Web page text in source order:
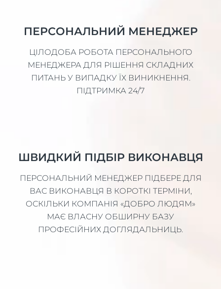
ПЕРСОНАЛЬНИЙ МЕНЕДЖЕР
ЦІЛОДОБА РОБОТА ПЕРСОНАЛЬНОГО
МЕНЕДЖЕРА ДЛЯ РІШЕННЯ СКЛАДНИХ
ПИТАНЬ У ВИПАДКУ ЇХ ВИНИКНЕННЯ.
ПІДТРИМКА 24/7
ШВИДКИЙ ПІДБІР ВИКОНАВЦЯ
ПЕРСОНАЛЬНИЙ МЕНЕДЖЕР ПІДБЕРЕ ДЛЯ
ВАС ВИКОНАВЦЯ В КОРОТКІ ТЕРМІНИ,
ОСКІЛЬКИ КОМПАНІЯ «ДОБРО ЛЮДЯМ»
МАЄ ВЛАСНУ ОБШИРНУ БАЗУ
ПРОФЕСІЙНИХ ДОГЛЯДАЛЬНИЦЬ.